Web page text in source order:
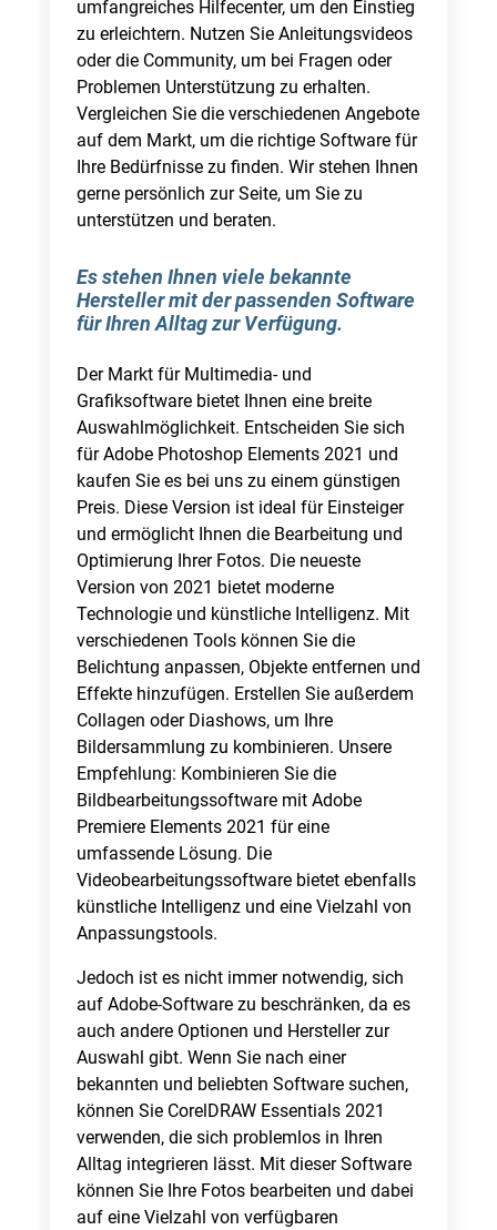
umfangreiches Hilfecenter, um den Einstieg
zu erleichtern. Nutzen Sie Anleitungsvideos
oder die Community, um bei Fragen oder
Problemen Unterstützung zu erhalten.
Vergleichen Sie die verschiedenen Angebote
auf dem Markt, um die richtige Software für
Ihre Bedürfnisse zu finden. Wir stehen Ihnen
gerne persönlich zur Seite, um Sie zu
unterstützen und beraten.
Es stehen Ihnen viele bekannte
Hersteller mit der passenden Software
für Ihren Alltag zur Verfügung.
Der Markt für Multimedia- und
Grafiksoftware bietet Ihnen eine breite
Auswahlmöglichkeit. Entscheiden Sie sich
für Adobe Photoshop Elements 2021 und
kaufen Sie es bei uns zu einem günstigen
Preis. Diese Version ist ideal für Einsteiger
und ermöglicht Ihnen die Bearbeitung und
Optimierung Ihrer Fotos. Die neueste
Version von 2021 bietet moderne
Technologie und künstliche Intelligenz. Mit
verschiedenen Tools können Sie die
Belichtung anpassen, Objekte entfernen und
Effekte hinzufügen. Erstellen Sie außerdem
Collagen oder Diashows, um Ihre
Bildersammlung zu kombinieren. Unsere
Empfehlung: Kombinieren Sie die
Bildbearbeitungssoftware mit Adobe
Premiere Elements 2021 für eine
umfassende Lösung. Die
Videobearbeitungssoftware bietet ebenfalls
künstliche Intelligenz und eine Vielzahl von
Anpassungstools.
Jedoch ist es nicht immer notwendig, sich
auf Adobe-Software zu beschränken, da es
auch andere Optionen und Hersteller zur
Auswahl gibt. Wenn Sie nach einer
bekannten und beliebten Software suchen,
können Sie CorelDRAW Essentials 2021
verwenden, die sich problemlos in Ihren
Alltag integrieren lässt. Mit dieser Software
können Sie Ihre Fotos bearbeiten und dabei
auf eine Vielzahl von verfügbaren